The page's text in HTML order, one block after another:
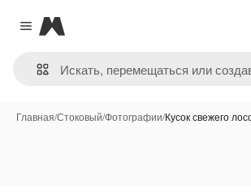
Close menu
Magnific
Главная/Стоковый/Фотографии/Кусок свежего